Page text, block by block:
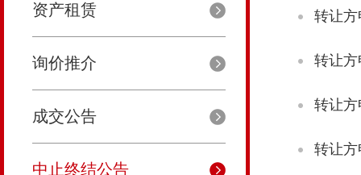
资产租赁
询价推介
成交公告
中止终结公告
转让方
转让方
转让方
转让方